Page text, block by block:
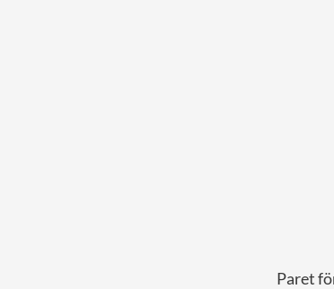
Paret